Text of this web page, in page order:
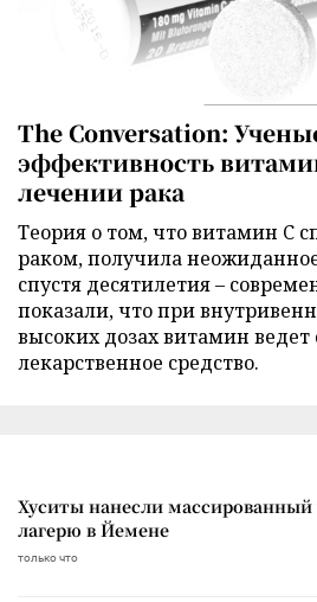
The Conversation:
эффективность
лечении рака
Теория о том, что витамин C
раком, получила
спустя десятилетия –
показали, что при
высоких дозах витамин ведет
лекарственное средство.
Хуситы нанесли массированный
лагерю в Йемене
только что